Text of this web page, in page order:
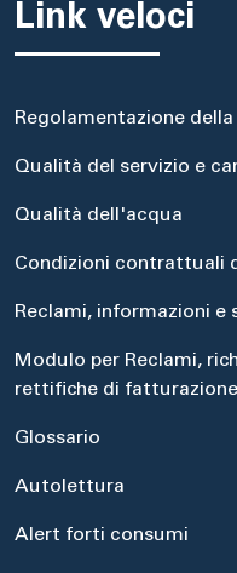
Link veloci
Regolamentazione
Qualità del servizio e
Qualità dell'acqua
Condizioni contrattuali
Reclami, informazioni e
Modulo per Reclami,
rettifiche di fatturazione
Glossario
Autolettura
Alert forti consumi